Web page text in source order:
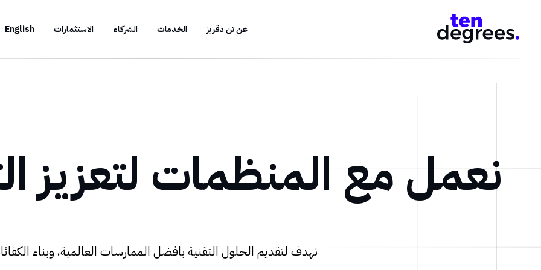
عن تن دقريز الخدمات الشركاء الاستثمارات English
نعمل مع المنظمات لتعزيز
نهدف لتقديم الحلول التقنية بافضل الممارسات العالمية، وبناء